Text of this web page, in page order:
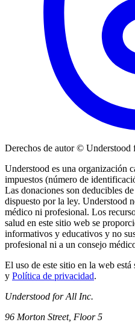
Derechos de autor ©
Understood es una organización
impuestos (número de
Las donaciones son deducibles
dispuesto por la ley. Understood
médico ni profesional. Los
salud en este sitio web se
informativos y educativos y no
profesional ni a un consejo
El uso de este sitio en la web está
y Política de privacidad.
Understood for All Inc.
96 Morton Street, Floor 5